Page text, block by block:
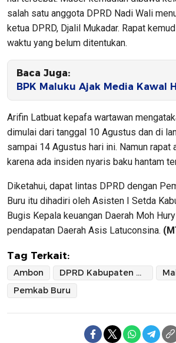
salah satu anggota DPRD Nadi Wali
ketua DPRD, Djalil Mukadar. Rapat
waktu yang belum ditentukan.
Baca Juga:
BPK Maluku Ajak Media Kawal
Arifin Latbuat kepafa wartawan
dimulai dari tanggal 10 Agustus dan di
sampai 14 Agustus hari ini. Namun rapat
karena ada insiden nyaris baku hantam
Diketahui, dapat lintas DPRD dengan
Buru itu dihadiri oleh Asisten I Setda
Bugis Kepala keuangan Daerah Moh
pendapatan Daerah Asis Latuconsina.
Tag Terkait:
Ambon DPRD Kabupaten Buru
Pemkab Buru